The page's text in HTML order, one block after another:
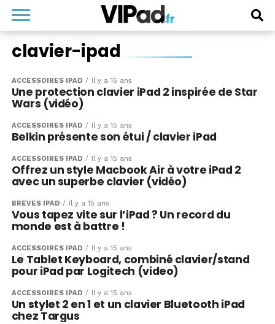
clavier-ipad
ACCESSOIRES IPAD Il y a 15 ans
Une protection clavier iPad 2 inspirée de Star
Wars (vidéo)
ACCESSOIRES IPAD Il y a 15 ans
Belkin présente son étui / clavier iPad
ACCESSOIRES IPAD Il y a 15 ans
Offrez un style Macbook Air à votre iPad 2
avec un superbe clavier (vidéo)
BRÈVES IPAD Il y a 15 ans
Vous tapez vite sur l’iPad ? Un record du
monde est à battre !
ACCESSOIRES IPAD Il y a 15 ans
Le Tablet Keyboard, combiné clavier/stand
pour iPad par Logitech (video)
ACCESSOIRES IPAD Il y a 15 ans
Un stylet 2 en 1 et un clavier Bluetooth iPad
chez Targus